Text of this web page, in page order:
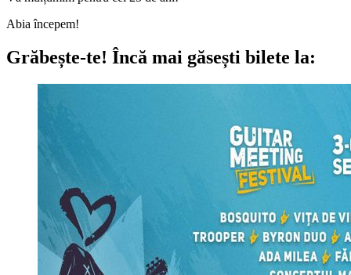
Abia începem!
Grăbește-te! Încă mai găsești bilete la: